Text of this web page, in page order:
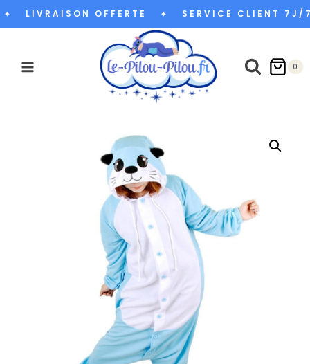
Aller
au
LIVRAISON OFFERTE SERVICE CLIENT 7J/7
0